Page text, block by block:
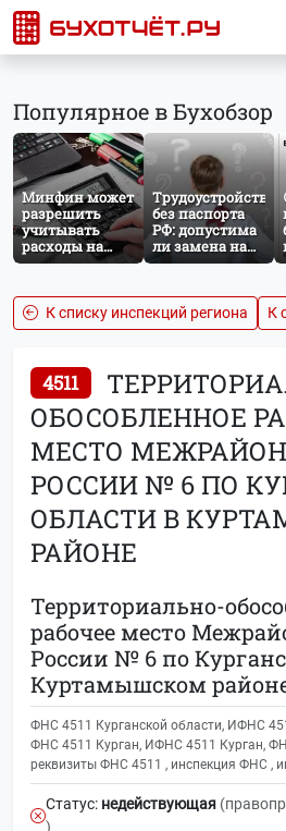
Популярное в Бухобзор
Минфин может
разрешить
учитывать
расходы на
защиту от
расчёте налога
на прибыль
Трудоустройство
без паспорта
РФ: допустима
ли замена на
загранпаспорт?
К списку инспекций региона К
4511
ОБОСОБЛЕННОЕ
МЕСТО
РОССИИ № 6 ПО
ОБЛАСТИ В
РАЙОНЕ
Территориально-
рабочее место
России № 6 по
Куртамышском
ФНС 4511 Курганской области, ИФНС
ФНС 4511 Курган, ИФНС 4511 Курган,
реквизиты ФНС 4511 , инспекция ФНС ,
Статус: недействующая
)